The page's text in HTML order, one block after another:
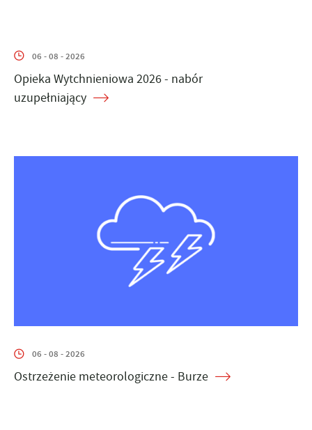
06 - 08 - 2026
Opieka Wytchnieniowa 2026 - nabór
uzupełniający
06 - 08 - 2026
Ostrzeżenie meteorologiczne - Burze